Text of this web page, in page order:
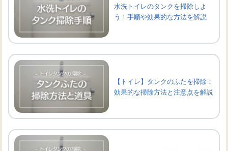
水洗トイレのタンクを掃除しよ
う！手順や効果的な方法を解説
【トイレ】タンクのふたを掃除：
効果的な掃除方法と注意点を解説